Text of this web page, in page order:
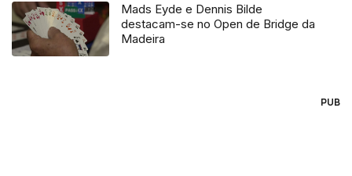
Mads Eyde e Dennis Bilde
destacam-se no Open de Bridge da
Madeira
PUB